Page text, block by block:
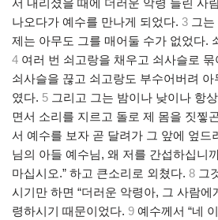
서 내리셨을 때에 더러운 악령 들린 사
나오다가 예수를 만나게 되었다. 3 그
제는 아무도 그를 매어둘 수가 없었다.
4 여러 번 쇠고랑을 채우고 쇠사슬로
쇠사슬을 끊고 쇠고랑도 부수어버려
였다. 5 그리고 그는 밤이나 낮이나 항
면서 소리를 지르고 돌로 제 몸을 짓찧
서 예수를 보자 곧 달려가 그 앞에 엎드
님의 아들 예수님, 왜 저를 간섭하십니
마십시오.” 하고 큰소리로 외쳤다. 8 그
시기만 하면 “더러운 악령아, 그 사람에
령하시기 때문이었다. 9 예수께서 “네